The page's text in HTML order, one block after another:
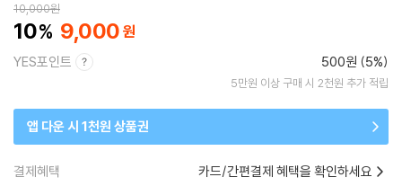
10,000원
10 9,000
YES포인트 500원 (5%)
5만원 이상 구매 시 2천원 추가 적립
앱 다운 시 1천원 상품권
결제혜택 카드/간편결제 혜택을 확인하세요